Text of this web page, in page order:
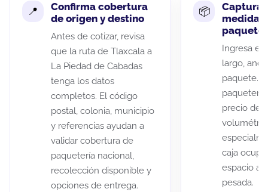
Confirma cobertura
de origen y destino
Antes de cotizar, revisa
que la ruta de Tlaxcala a
La Piedad de Cabadas
tenga los datos
completos. El código
postal, colonia, municipio
y referencias ayudan a
validar cobertura de
paquetería nacional,
recolección disponible y
opciones de entrega.
Captura
medidas
paquete
Ingresa el
largo,
paquete.
precio de
caja
espacio
pesada.